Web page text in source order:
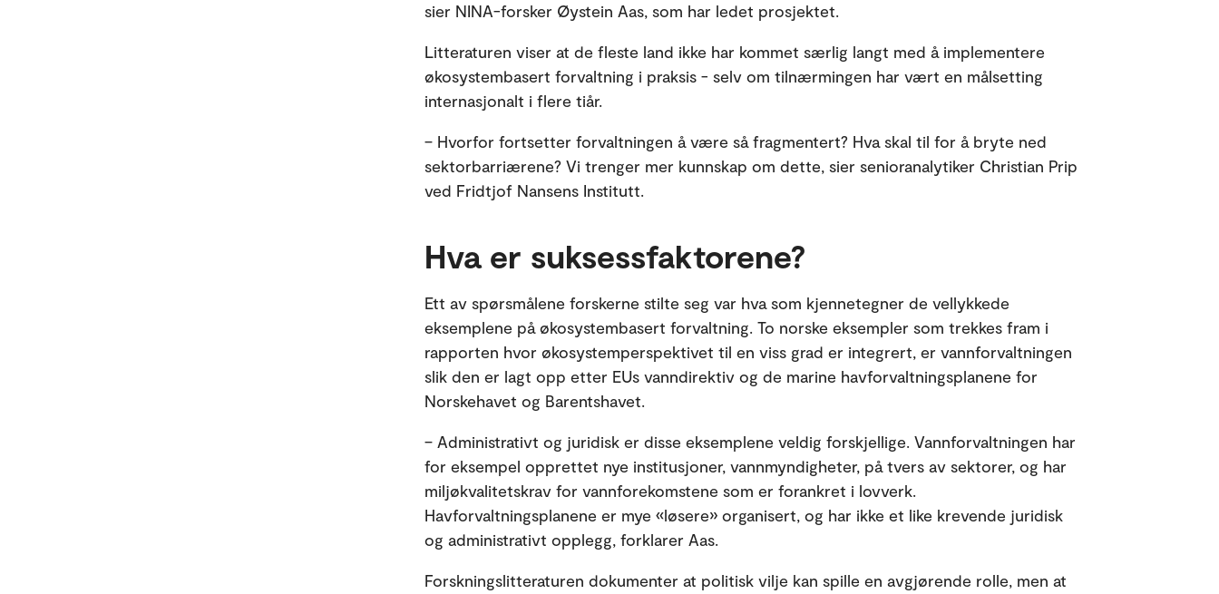
sier NINA-forsker Øystein Aas, som har ledet prosjektet.
Litteraturen viser at de fleste land ikke har kommet særlig langt med å implementere
økosystembasert forvaltning i praksis - selv om tilnærmingen har vært en målsetting
internasjonalt i flere tiår.
– Hvorfor fortsetter forvaltningen å være så fragmentert? Hva skal til for å bryte ned
sektorbarriærene? Vi trenger mer kunnskap om dette, sier senioranalytiker Christian Prip
ved Fridtjof Nansens Institutt.
Hva er suksessfaktorene?
Ett av spørsmålene forskerne stilte seg var hva som kjennetegner de vellykkede
eksemplene på økosystembasert forvaltning. To norske eksempler som trekkes fram i
rapporten hvor økosystemperspektivet til en viss grad er integrert, er vannforvaltningen
slik den er lagt opp etter EUs vanndirektiv og de marine havforvaltningsplanene for
Norskehavet og Barentshavet.
– Administrativt og juridisk er disse eksemplene veldig forskjellige. Vannforvaltningen har
for eksempel opprettet nye institusjoner, vannmyndigheter, på tvers av sektorer, og har
miljøkvalitetskrav for vannforekomstene som er forankret i lovverk.
Havforvaltningsplanene er mye «løsere» organisert, og har ikke et like krevende juridisk
og administrativt opplegg, forklarer Aas.
Forskningslitteraturen dokumenter at politisk vilje kan spille en avgjørende rolle, men at